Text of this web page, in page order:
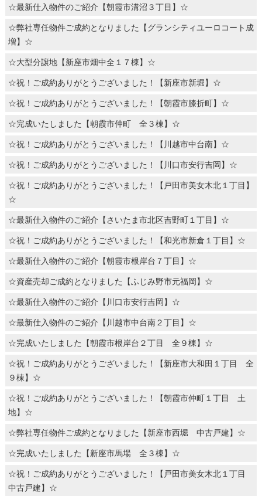
☆最新仕入物件のご紹介【朝霞市溝沼３丁目】☆
☆弊社専任物件ご成約となりました【グランシティユーロコート成
増】☆
☆大型分譲地【新座市畑中全１７棟】☆
☆祝！ご成約ありがとうございました！【新座市新堀】☆
☆祝！ご成約ありがとうございました！【朝霞市膝折町】☆
☆完成いたしました【朝霞市仲町 全３棟】☆
☆祝！ご成約ありがとうございました！【川越市中台南】☆
☆祝！ご成約ありがとうございました！【川口市安行吉岡】☆
☆祝！ご成約ありがとうございました！【戸田市美女木北１丁目】
☆
☆最新仕入物件のご紹介【さいたま市北区吉野町１丁目】☆
☆祝！ご成約ありがとうございました！【和光市新倉１丁目】☆
☆最新仕入物件のご紹介【朝霞市根岸台７丁目】☆
☆資産売却ご成約となりました【ふじみ野市元福岡】☆
☆最新仕入物件のご紹介【川口市安行吉岡】☆
☆最新仕入物件のご紹介【川越市中台南２丁目】☆
☆完成いたしました【朝霞市根岸台２丁目 全９棟】☆
☆祝！ご成約ありがとうございました！【新座市大和田１丁目 全
９棟】☆
☆祝！ご成約ありがとうございました！【朝霞市仲町１丁目 土
地】☆
☆弊社専任物件ご成約となりました【新座市西堀 中古戸建】☆
☆完成いたしました【新座市馬場 全３棟】☆
☆祝！ご成約ありがとうございました！【戸田市美女木北１丁目
中古戸建】☆